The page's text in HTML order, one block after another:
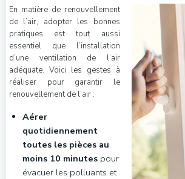
En matière de renouvellement
de l’air, adopter les bonnes
pratiques est tout aussi
essentiel que l’installation
d’une ventilation de l’air
adéquate. Voici les gestes à
réaliser pour garantir le
renouvellement de l’air :
Aérer
quotidiennement
toutes les pièces au
moins 10 minutes pour
évacuer les polluants et